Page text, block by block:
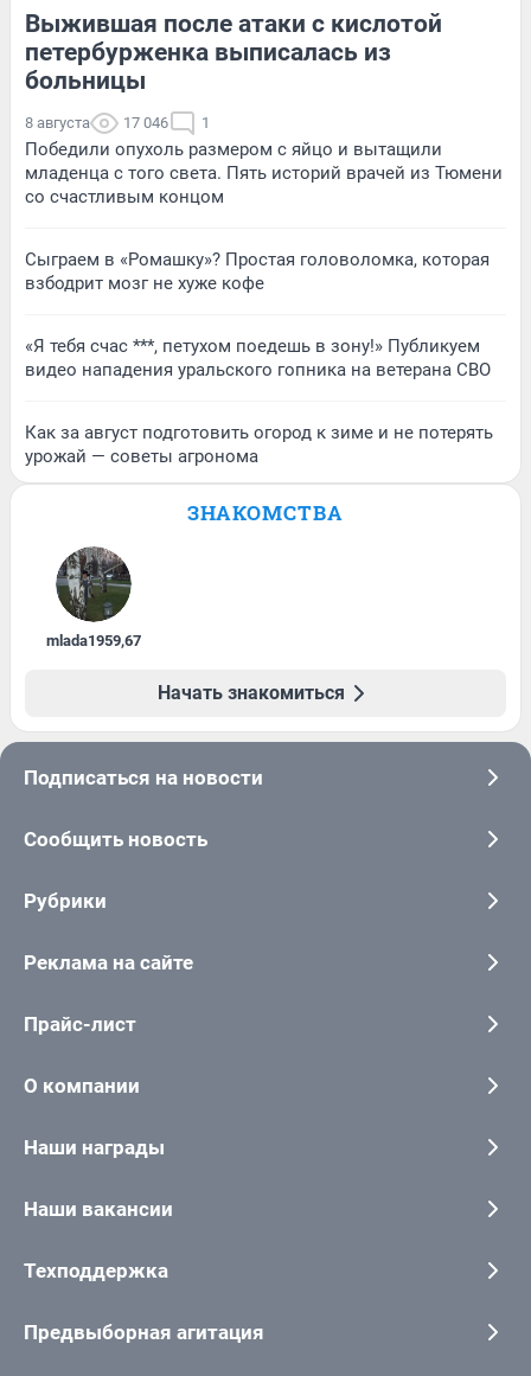
Выжившая после атаки с кислотой
петербурженка выписалась из
больницы
8 августа 17 046 1
Победили опухоль размером с яйцо и вытащили
младенца с того света. Пять историй врачей из Тюмени
со счастливым концом
Сыграем в «Ромашку»? Простая головоломка, которая
взбодрит мозг не хуже кофе
«Я тебя счас ***, петухом поедешь в зону!» Публикуем
видео нападения уральского гопника на ветерана СВО
Как за август подготовить огород к зиме и не потерять
урожай — советы агронома
ЗНАКОМСТВА
mlada1959,67
Начать знакомиться
Подписаться на новости
Сообщить новость
Рубрики
Реклама на сайте
Прайс-лист
О компании
Наши награды
Наши вакансии
Техподдержка
Предвыборная агитация